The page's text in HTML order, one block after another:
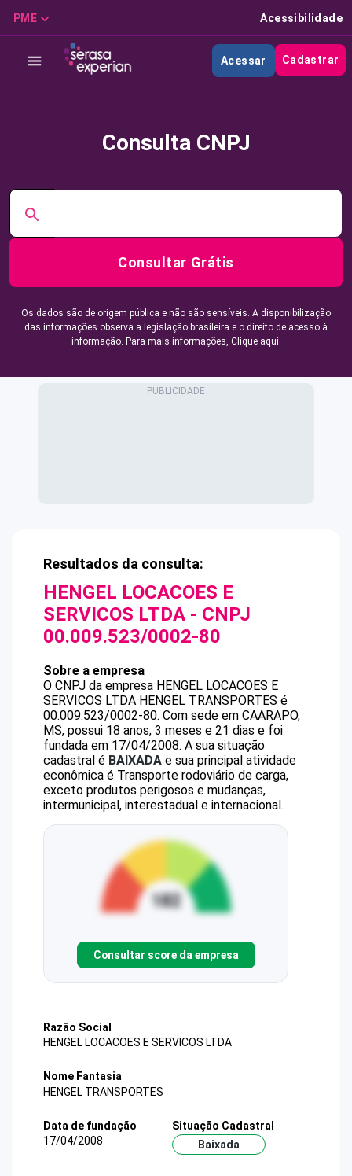
PME Acessibilidade
Acessar Cadastrar
Consulta CNPJ
Consultar Grátis
Os dados são de origem pública e não são sensíveis. A disponibilização
das informações observa a legislação brasileira e o direito de acesso à
informação. Para mais informações, Clique aqui.
Resultados da consulta:
HENGEL LOCACOES E
SERVICOS LTDA - CNPJ
00.009.523/0002-80
Sobre a empresa
O CNPJ da empresa HENGEL LOCACOES E
SERVICOS LTDA HENGEL TRANSPORTES é
00.009.523/0002-80. Com sede em CAARAPO,
MS, possui 18 anos, 3 meses e 21 dias e foi
fundada em 17/04/2008. A sua situação
cadastral é BAIXADA e sua principal atividade
econômica é Transporte rodoviário de carga,
exceto produtos perigosos e mudanças,
intermunicipal, interestadual e internacional.
Consultar score da empresa
Razão Social
HENGEL LOCACOES E SERVICOS LTDA
Nome Fantasia
HENGEL TRANSPORTES
Data de fundação
17/04/2008
Situação Cadastral
Baixada